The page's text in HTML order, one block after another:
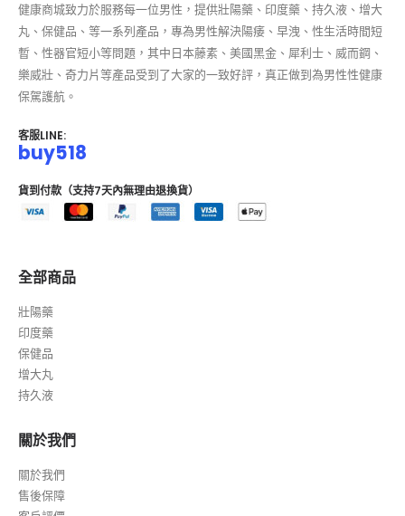
健康商城致力於服務每一位男性，提供壯陽藥、印度藥、持久液、增大
丸、保健品、等一系列產品，專為男性解決陽痿、早洩、性生活時間短
暫、性器官短小等問題，其中日本藤素、美國黑金、犀利士、威而鋼、
樂威壯、奇力片等產品受到了大家的一致好評，真正做到為男性性健康
保駕護航。
客服LINE:
buy518
貨到付款（支持7天內無理由退換貨）
全部商品
壯陽藥
印度藥
保健品
增大丸
持久液
關於我們
關於我們
售後保障